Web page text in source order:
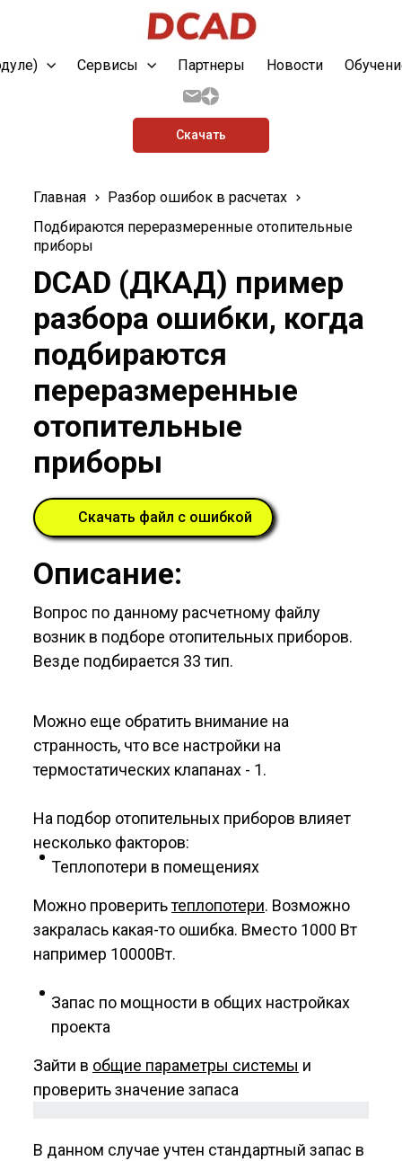
Сервисы Партнеры Новости
Скачать
Главная
Разбор ошибок в расчетах
Подбираются переразмеренные отопительные
приборы
DCAD (ДКАД) пример
разбора ошибки, когда
подбираются
переразмеренные
отопительные
приборы
Скачать файл с ошибкой
Описание:
Вопрос по данному расчетному файлу
возник в подборе отопительных приборов.
Везде подбирается 33 тип.
Можно еще обратить внимание на
странность, что все настройки на
термостатических клапанах - 1.
На подбор отопительных приборов влияет
несколько факторов:
Теплопотери в помещениях
Можно проверитьтеплопотери. Возможно
закралась какая-то ошибка. Вместо 1000 Вт
например 10000Вт.
Запас по мощности в общих настройках
проекта
Зайти в общие параметры системы и
проверить значение запаса
В данном случае учтен стандартный запас в